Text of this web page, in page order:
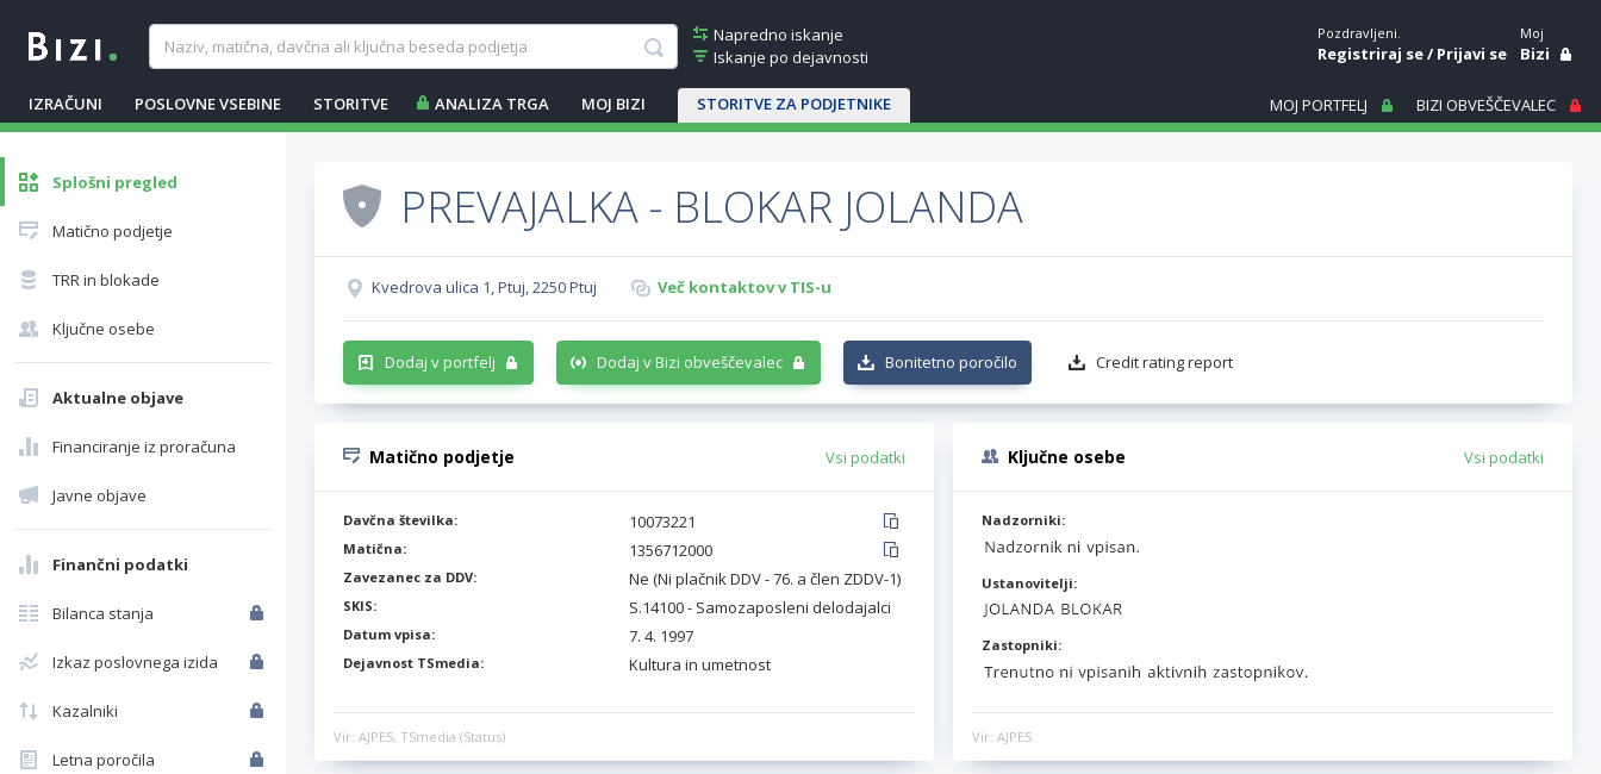
Napredno iskanje
Iskanje po dejavnosti
IZRAČUNI POSLOVNE VSEBINE STORITVE ANALIZA TRGA MOJ BIZI STORITVE ZA PODJETNIKE
Pozdravljeni.
Registriraj se/Prijavi se
Moj
Bizi
MOJ PORTFELJ BIZI OBVEŠČEVALEC
Splošni pregled
Matično podjetje
TRR in blokade
Ključne osebe
Aktualne objave
Financiranje iz proračuna
Javne objave
Finančni podatki
Bilanca stanja
Izkaz poslovnega izida
Kazalniki
Letna poročila
PREVAJALKA - BLOKAR JOLANDA
Kvedrova ulica 1, Ptuj, 2250 Ptuj Več kontaktov v TIS-u
Dodaj v portfelj Dodaj v Bizi obveščevalec Bonitetno poročilo Credit rating report
Matično podjetje Vsi podatki
Davčna številka: 10073221
Matična: 1356712000
Zavezanec za DDV: Ne (Ni plačnik DDV - 76. a člen ZDDV-1)
SKIS: S.14100 - Samozaposleni delodajalci
Datum vpisa: 7. 4. 1997
Dejavnost TSmedia: Kultura in umetnost
Vir: AJPES, TSmedia (Status)
Ključne osebe Vsi podatki
Nadzorniki:
Ustanovitelji:
Zastopniki:
Vir: AJPES